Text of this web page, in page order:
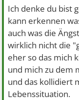
Ich denke du bist
kann erkennen
auch was die
wirklich nicht die
eher so das mich
und mich zu dem
und das kollidiert
Lebenssituation.